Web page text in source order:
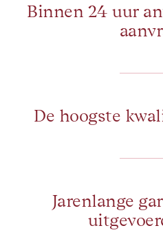
Binnen 24 uur
De hoogste
Jarenlange